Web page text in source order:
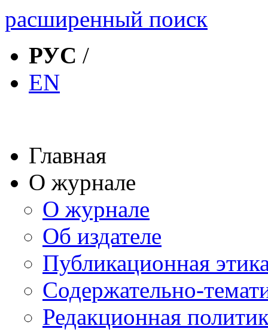
расширенный поиск
РУС /
EN
Главная
О журнале
О журнале
Об издателе
Публикационная
Содержательно-
Редакционная